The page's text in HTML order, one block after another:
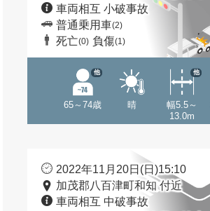
車両相互 小破事故
普通乗用車(2)
死亡(0) 負傷(1)
65～74歳
他
晴
幅5.5～
13.0m
他
2022年11月20日(日)15:10
加茂郡八百津町和知 付近
車両相互 中破事故